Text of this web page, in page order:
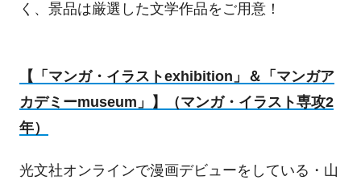
く、景品は厳選した文学作品をご用意！
【「マンガ・イラストexhibition 」＆「マンガア
カデミーmuseum 」】（マンガ・イラスト専攻2
年）
光文社オンラインで漫画デビューをしている・山